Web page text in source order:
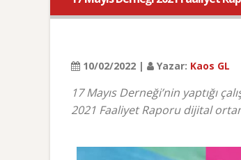
10/02/2022 | Yazar: Kaos GL
17 Mayıs Derneği’nin yaptığı
2021 Faaliyet Raporu dijital